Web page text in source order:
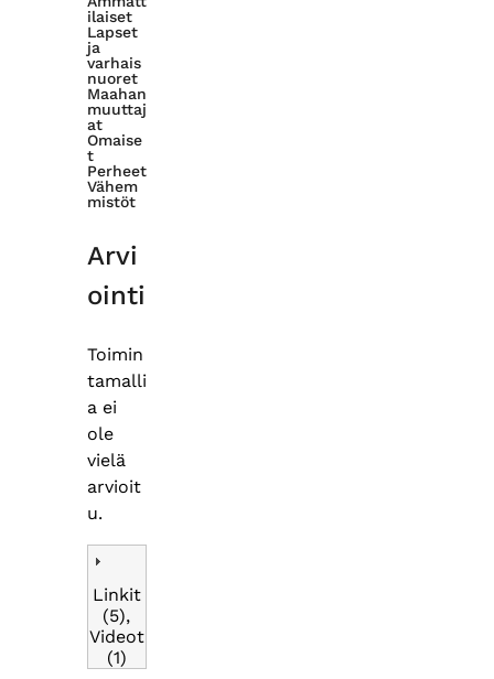
ilaiset
Lapset
ja
varhais
nuoret
Maahan
muuttaj
at
Omaise
t
Perheet
Vähem
mistöt
Arvi
ointi
Toimin
tamalli
a ei
ole
vielä
arvioit
u.
Linkit
(5),
Videot
(1)